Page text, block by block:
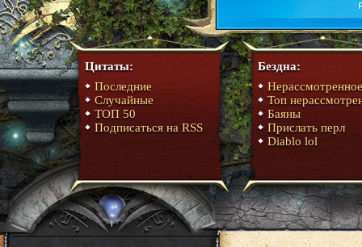
Цитаты:
Последние
Случайные
ТОП 50
Подписаться на RSS
Бездна:
Нерассмотренное
Топ
Баяны
Прислать перл
Diablo lol